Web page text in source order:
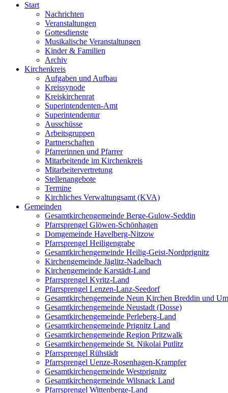
Start
Nachrichten
Veranstaltungen
Gottesdienste
Musikalische Veranstaltungen
Kinder & Familien
Archiv
Kirchenkreis
Aufgaben und Aufbau
Kreissynode
Kreiskirchenrat
Superintendenten-Amt
Superintendentur
Ausschüsse
Arbeitsgruppen
Partnerschaften
Pfarrerinnen und Pfarrer
Mitarbeitende im Kirchenkreis
Mitarbeitervertretung
Stellenangebote
Termine
Kirchliches Verwaltungsamt (KVA)
Gemeinden
Gesamtkirchengemeinde Berge-Gulow-Seddin
Pfarrsprengel Glöwen-Schönhagen
Domgemeinde Havelberg-Nitzow
Pfarrsprengel Heiligengrabe
Gesamtkirchengemeinde Heilig-Geist-Nordprignitz
Kirchengemeinde Jäglitz-Nadelbach
Kirchengemeinde Karstädt-Land
Pfarrsprengel Kyritz-Land
Pfarrsprengel Lenzen-Lanz-Seedorf
Gesamtkirchengemeinde Neun Kirchen Breddin und
Gesamtkirchengemeinde Neustadt (Dosse)
Gesamtkirchengemeinde Perleberg-Land
Gesamtkirchengemeinde Prignitz Land
Gesamtkirchengemeinde Region Pritzwalk
Gesamtkirchengemeinde St. Nikolai Putlitz
Pfarrsprengel Rühstädt
Pfarrsprengel Uenze-Rosenhagen-Krampfer
Gesamtkirchengemeinde Westprignitz
Gesamtkirchengemeinde Wilsnack Land
Pfarrsprengel Wittenberge-Land